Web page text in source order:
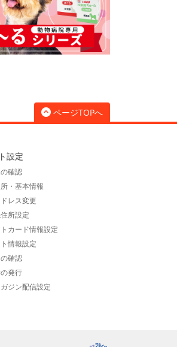
ページTOPへ
設定
確認
・基本情報
レス変更
所設定
カード情報設定
情報設定
確認
発行
ジン配信設定